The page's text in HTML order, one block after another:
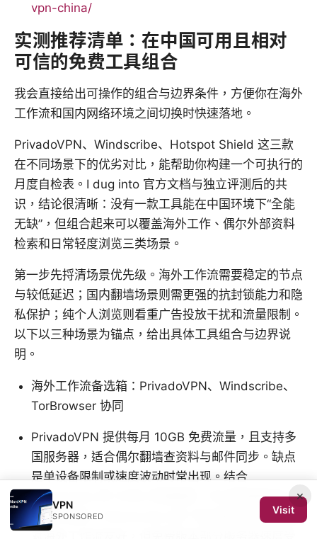
vpn-china/
实测推荐清单：在中国可用且相对
可信的免费工具组合
我会直接给出可操作的组合与边界条件，方便你在海外
工作流和国内网络环境之间切换时快速落地。
PrivadoVPN、Windscribe、Hotspot Shield 这三款
在不同场景下的优劣对比，能帮助你构建一个可执行的
月度自检表。I dug into 官方文档与独立评测后的共
识，结论很清晰：没有一款工具能在中国环境下“全能
无缺”，但组合起来可以覆盖海外工作、偶尔外部资料
检索和日常轻度浏览三类场景。
第一步先捋清场景优先级。海外工作流需要稳定的节点
与较低延迟；国内翻墙场景则需更强的抗封锁能力和隐
私保护；纯个人浏览则看重广告投放干扰和流量限制。
以下以三种场景为锚点，给出具体工具组合与边界说
明。
海外工作流备选箱：PrivadoVPN、Windscribe、
TorBrowser 协同
PrivadoVPN 提供每月 10GB 免费流量，且支持多
国服务器，适合偶尔翻墙查资料与邮件同步。缺点
是单设备限制或速度波动时常出现。结合
Windscribe 的 10GB 月度额度，可以轮换使用以
提高可用性。Windscribe 的广告拦截与跨设备策略
×
VPN
SPONSORED
Visit